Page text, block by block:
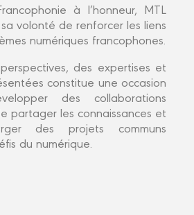
à l’honneur, MTL
volonté de renforcer les liens
numériques francophones.
des expertises et
constitue une occasion
des collaborations
partager les connaissances et
des projets communs
du numérique.